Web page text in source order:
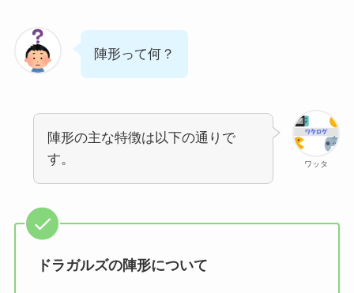
陣形って何？
ワッタ
陣形の主な特徴は以下の通りで
す。
ドラガルズの陣形について